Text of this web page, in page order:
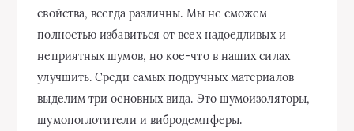
свойства, всегда различны. Мы не сможем
полностью избавиться от всех надоедливых и
неприятных шумов, но кое-что в наших силах
улучшить. Среди самых подручных материалов
выделим три основных вида. Это шумоизоляторы,
шумопоглотители и вибродемпферы.